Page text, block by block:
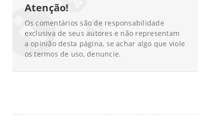
Atenção!
Os comentários são de responsabilidade
exclusiva de seus autores e não representam
a opinião desta página, se achar algo que viole
os termos de uso, denuncie.